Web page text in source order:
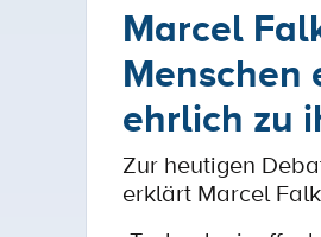
Marcel
Menschen
ehrlich zu
Zur heutigen
erklärt Marcel